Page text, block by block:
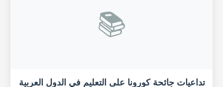
📚
تداعيات جائحة كورونا على التعليم في الدول العربية